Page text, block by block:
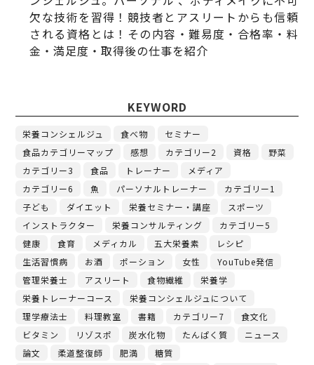
欠な技術を習得！競技者とアスリートからも信頼
される資格とは！その内容・難易度・合格率・料
金・満足度・取得後の仕事を紹介
KEYWORD
栄養コンシェルジュ 食べ物
セミナー
食品カテゴリーマップ
感想 カテゴリー2 資格
野菜
カテゴリー3
食品 トレーナー
メディア
カテゴリー6
魚 パーソナルトレーナー
カテゴリー1
子ども
ダイエット 栄養セミナー・講座
スポーツ
インストラクター
栄養コンサルティング
カテゴリー5
健康
食育 メディカル 五大栄養素
レシピ
生活習慣病
お酒 ポーション 女性
YouTube発信
管理栄養士
アスリート 食物繊維
栄養学
栄養トレーナーコース
栄養コンシェルジュについて
理学療法士
料理教室 書籍 カテゴリー7
食文化
ビタミン
リゾスポ 炭水化物 たんぱく質
ニュース
論文
柔道整復師 肥満
糖質